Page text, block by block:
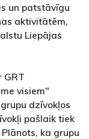
un patstāvīgu
aktivitātēm,
Liepājas
GRT
visiem"
dzīvokļos
pašlaik tiek
ka grupu